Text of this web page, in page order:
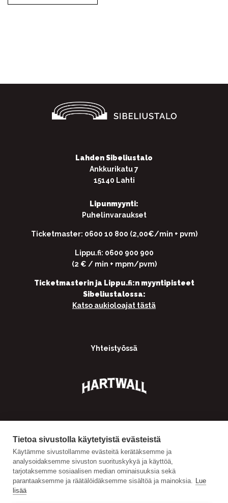
Tietoa sivustolla käytetyistä evästeistä
Käytämme sivustollamme evästeitä kerätäksemme ja
analysoidaksemme sivuston suorituskykyä ja käyttöä,
tarjotaksemme sosiaalisen median ominaisuuksia sekä
parantaaksemme ja räätälöidäksemme sisältöä ja mainoksia. Lue
lisää
Lahden Sibeliustalo
Ankkurikatu 7
15140 Lahti
Lipunmyynti:
Puhelinvaraukset
Ticketmaster: 0600 10 800 (2,00€/min + pvm)
Lippu.fi: 0600 900 900
(2 € / min + mpm/pvm)
Ticketmasterin ja Lippu.fi:n myyntipisteet
Sibeliustalossa:
Katso aukioloajat tästä
Yhteistyössä